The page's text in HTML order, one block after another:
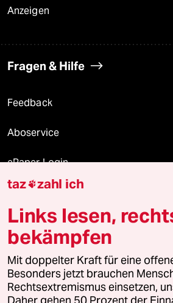
Anzeigen
Fragen & Hilfe
Feedback
Aboservice
ePaper Login
Downloads für Abonnierende
© 2026 taz Verlags und Vertriebs
Alle Rechte vorbehalten. Bei rechtlichen
wenden Sie sich bitte an
lizenzen@taz.de
taz zahl ich
Links lesen,
bekämpfen
Mit doppelter Kraft für eine
Besonders jetzt brauchen
Rechtsextremismus einsetzen,